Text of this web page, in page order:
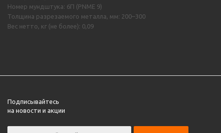
Номер мундштука: 6П (PNME 9)
Толщина разрезаемого металла, мм: 200–300
Вес нетто, кг (не более): 0,09
Подписывайтесь
на новости и акции